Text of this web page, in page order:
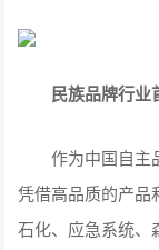
民族品牌行业
作为中国自主品
凭借高品质的产品
石化、应急系统、